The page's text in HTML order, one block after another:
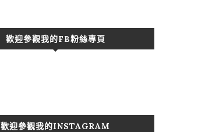
歡迎參觀我的FB粉絲專頁
歡迎參觀我的INSTAGRAM